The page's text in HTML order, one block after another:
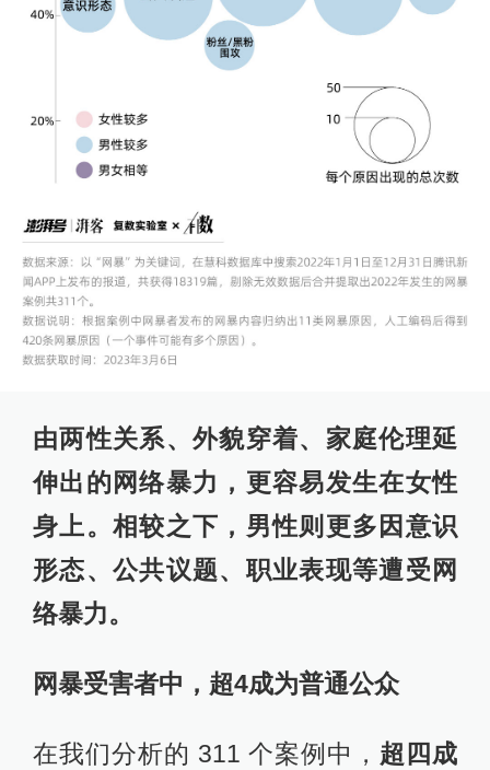
由两性关系、外貌穿着、家庭伦理延
伸出的网络暴力，更容易发生在女性
身上。相较之下，男性则更多因意识
形态、公共议题、职业表现等遭受网
络暴力。
网暴受害者中，超4成为普通公众
在我们分析的 311 个案例中， 超四成